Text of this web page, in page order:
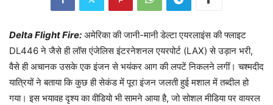
Delta Flight Fire: अमेरिका की जानी-मानी डेल्टा एयरलाइंस की फ्लाइट
DL446 ने जैसे ही लॉस एंजेलिस इंटरनेशनल एयरपोर्ट (LAX) से उड़ान भरी,
वैसे ही अचानक उसके एक इंजन से भयंकर आग की लपटें निकलने लगीं। चश्मदीद
यात्रियों ने बताया कि कुछ ही सेकंड में पूरा इंजन जलती हुई मशाल में तब्दील हो
गया। इस भयावह दृश्य का वीडियो भी सामने आया है, जो सोशल मीडिया पर वायरल